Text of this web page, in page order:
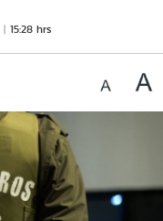
15:28 hrs